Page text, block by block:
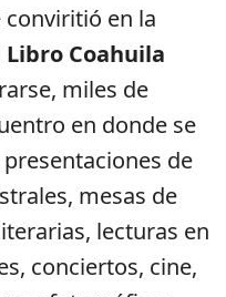
conviritió en la
Coahuila
miles de
en donde se
de
mesas de
lecturas en
conciertos, cine,